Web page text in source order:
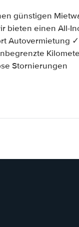
günstigen
bieten einen All-
Autovermietung
Stornierungen